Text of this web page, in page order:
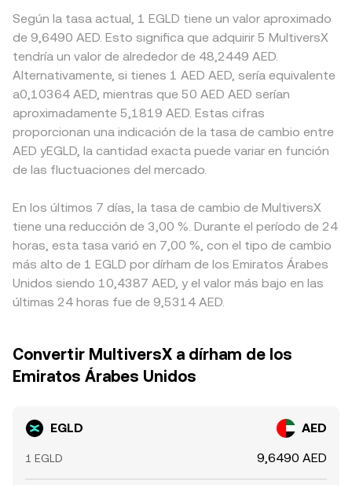
Según la tasa actual, 1 EGLD tiene un valor aproximado
de 9,6490 AED. Esto significa que adquirir 5 MultiversX
tendría un valor de alrededor de 48,2449 AED.
Alternativamente, si tienes 1 AED AED, sería equivalente
a0,10364 AED, mientras que 50 AED AED serían
aproximadamente 5,1819 AED. Estas cifras
proporcionan una indicación de la tasa de cambio entre
AED yEGLD, la cantidad exacta puede variar en función
de las fluctuaciones del mercado.
En los últimos 7 días, la tasa de cambio de MultiversX
tiene una reducción de 3,00 %. Durante el período de 24
horas, esta tasa varió en 7,00 %, con el tipo de cambio
más alto de 1 EGLD por dírham de los Emiratos Árabes
Unidos siendo 10,4387 AED, y el valor más bajo en las
últimas 24 horas fue de 9,5314 AED.
Convertir MultiversX a dírham de los
Emiratos Árabes Unidos
EGLD AED
1 EGLD 9,6490 AED